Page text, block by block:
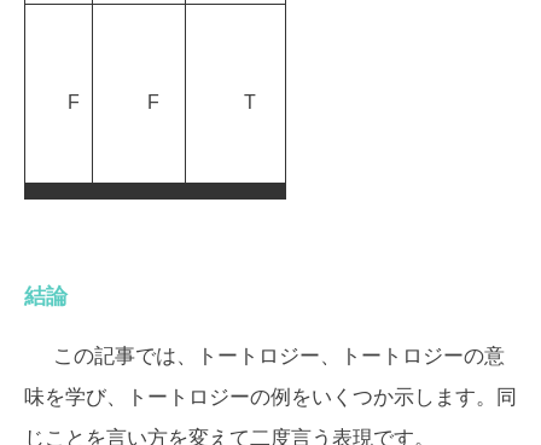
F F T
結論
この記事では、トートロジー、トートロジーの意
味を学び、トートロジーの例をいくつか示します。同
じことを言い方を変えて二度言う表現です。